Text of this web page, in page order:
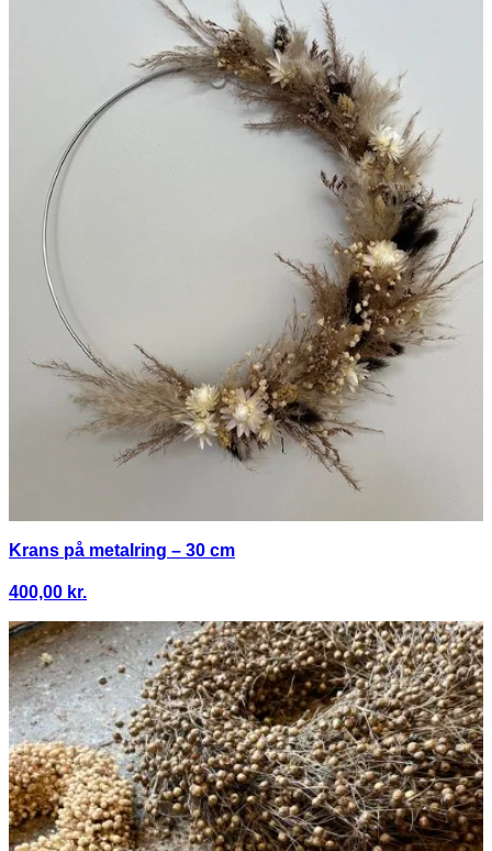
er:
200,00 kr..
Krans på metalring – 30 cm
400,00 kr.